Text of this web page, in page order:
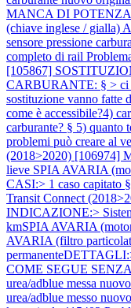
MANCA DI
(chiave inglese / gialla)
sensore pressione
completo di rail
[105867]
CARBURANTE: § > ci
sostituzione vanno fatte
come è accessibile?4)
carburante? § 5) quanto
problemi può creare al
(2018>2020) [106974]
lieve SPIA AVARIA
CASI:> 1 caso capitato
Transit Connect
INDICAZIONE:>
kmSPIA AVARIA
AVARIA (filtro
COME SEGUE
urea/adblue messa
urea/adblue messo